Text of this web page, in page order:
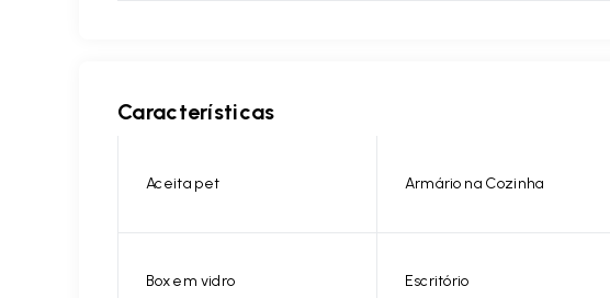
Características
Aceita pet Armário na Cozinha
Box em vidro Escritório